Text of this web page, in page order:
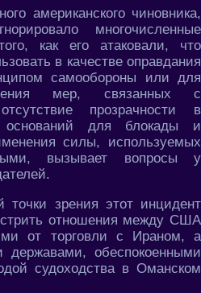
американского чиновника,
многочисленные
как его атаковали, что
в качестве оправдания
самообороны или для
мер, связанных с
прозрачности в
оснований для блокады и
силы, используемых
вызывает вопросы у
точки зрения этот инцидент
отношения между США
от торговли с Ираном, а
обеспокоенными
судоходства в Оманском